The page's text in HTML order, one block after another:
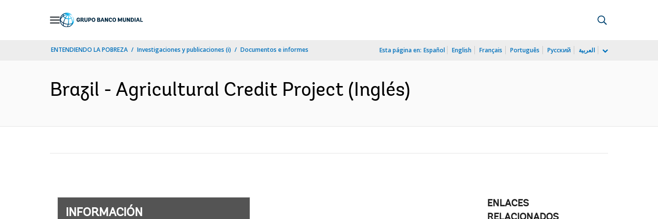
ENTENDIENDO LA POBREZA Investigaciones y publicaciones (i) Documentos e informes Esta página en: Español English Français Português Русский العربية
Brazil - Agricultural Credit Project (Inglés)
INFORMACIÓN
ENLACES